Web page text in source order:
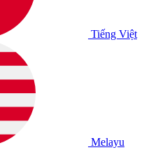
Tiếng Việt
Melayu